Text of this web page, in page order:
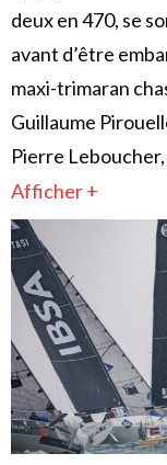
deux en 470, se
avant d’être
maxi-trimaran
Guillaume
Pierre
Afficher +